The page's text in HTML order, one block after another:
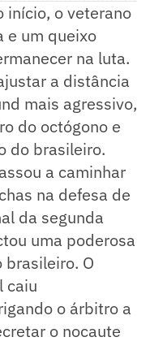
início, o veterano
e um queixo
na luta.
a distância
mais agressivo,
do octógono e
do brasileiro.
a caminhar
na defesa de
da segunda
uma poderosa
O
caiu
o árbitro a
o nocaute